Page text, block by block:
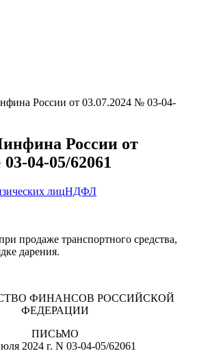
России от 03.07.2024 № 03-04-
России от
04-05/62061
лицНДФЛ
продаже транспортного средства,
дарения.
ФИНАНСОВ РОССИЙСКОЙ
ФЕДЕРАЦИИ
ПИСЬМО
2024 г. N 03-04-05/62061